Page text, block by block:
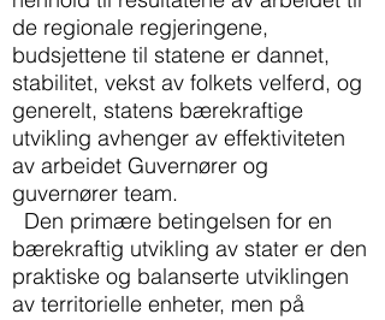
de regionale regjeringene,
budsjettene til statene er dannet,
stabilitet, vekst av folkets velferd, og
generelt, statens bærekraftige
utvikling avhenger av effektiviteten
av arbeidet Guvernører og
guvernører team.
Den primære betingelsen for en
bærekraftig utvikling av stater er den
praktiske og balanserte utviklingen
av territorielle enheter, men på